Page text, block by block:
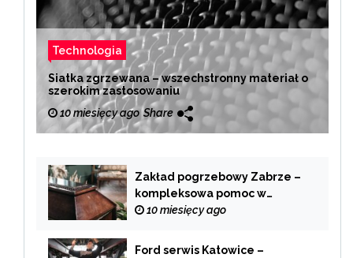
Technologia
Siatka zgrzewana – wszechstronny materiał o
szerokim zastosowaniu
10 miesięcy ago Share
Zakład pogrzebowy Zabrze –
kompleksowa pomoc w
trudnych chwilach
10 miesięcy ago
Ford serwis Katowice –